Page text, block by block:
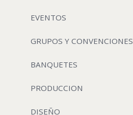
EVENTOS
GRUPOS Y CONVENCIONES
BANQUETES
PRODUCCION
DISEÑO